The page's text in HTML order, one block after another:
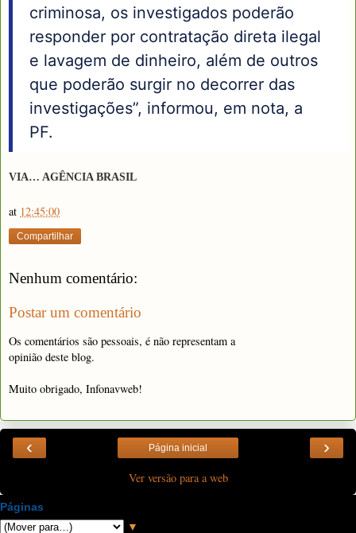
criminosa, os investigados poderão
responder por contratação direta ilegal
e lavagem de dinheiro, além de outros
que poderão surgir no decorrer das
investigações”, informou, em nota, a
PF.
VIA… AGÊNCIA BRASIL
at 12:45:00
Compartilhar
Nenhum comentário:
Postar um comentário
Os comentários são pessoais, é não representam a
opinião deste blog.
Muito obrigado, Infonavweb!
‹ ›
Página inicial
Ver versão para a web
Páginas
▼